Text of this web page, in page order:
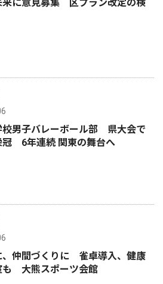
来に意見募集 区プラン改定の検
校男子バレーボール部 県大会で
冠 6年連続 関東の舞台へ
、仲間づくりに 雀卓導入、健康
も 大熊スポーツ会館